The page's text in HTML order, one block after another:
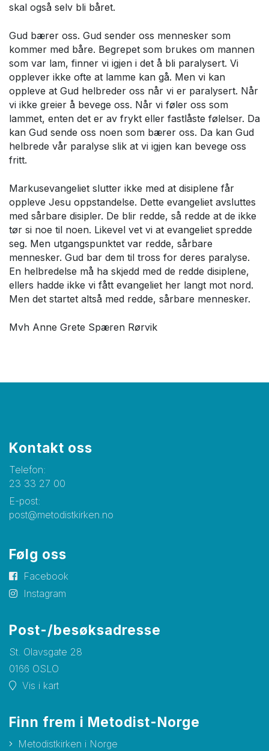
skal også selv bli båret.
Gud bærer oss. Gud sender oss mennesker som
kommer med båre. Begrepet som brukes om mannen
som var lam, finner vi igjen i det å bli paralysert. Vi
opplever ikke ofte at lamme kan gå. Men vi kan
oppleve at Gud helbreder oss når vi er paralysert. Når
vi ikke greier å bevege oss. Når vi føler oss som
lammet, enten det er av frykt eller fastlåste følelser. Da
kan Gud sende oss noen som bærer oss. Da kan Gud
helbrede vår paralyse slik at vi igjen kan bevege oss
fritt.
Markusevangeliet slutter ikke med at disiplene får
oppleve Jesu oppstandelse. Dette evangeliet avsluttes
med sårbare disipler. De blir redde, så redde at de ikke
tør si noe til noen. Likevel vet vi at evangeliet spredde
seg. Men utgangspunktet var redde, sårbare
mennesker. Gud bar dem til tross for deres paralyse.
En helbredelse må ha skjedd med de redde disiplene,
ellers hadde ikke vi fått evangeliet her langt mot nord.
Men det startet altså med redde, sårbare mennesker.
Mvh Anne Grete Spæren Rørvik
Kontakt oss
Telefon:
23 33 27 00
E-post:
post@metodistkirken.no
Følg oss
Facebook
Instagram
Post-/besøksadresse
St. Olavsgate 28
0166 OSLO
Vis i kart
Finn frem i Metodist-Norge
Metodistkirken i Norge